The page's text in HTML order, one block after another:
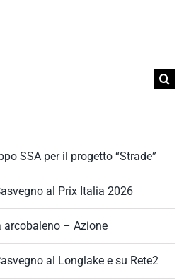
SSA per il progetto “Strade”
al Prix Italia 2026
arcobaleno – Azione
al Longlake e su Rete2